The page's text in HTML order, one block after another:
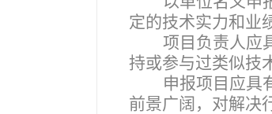
定的技术实力和业
项目负责人应
持或参与过类似技
申报项目应具
前景广阔，对解决